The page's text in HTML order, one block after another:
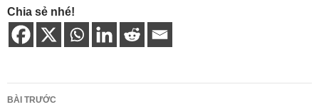
Chia sẻ nhé!
Điều
BÀI TRƯỚC